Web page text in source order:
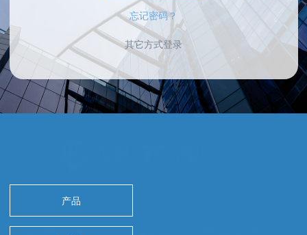
忘记密码？
其它方式登录
产品